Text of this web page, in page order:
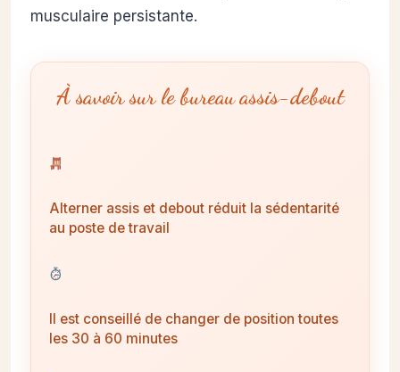
musculaire persistante.
À savoir sur le bureau assis-debout
Alterner assis et debout réduit la sédentarité
au poste de travail
Il est conseillé de changer de position toutes
les 30 à 60 minutes